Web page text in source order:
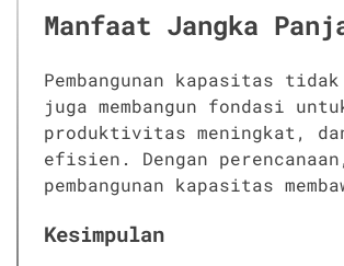
Manfaat Jangka
Pembangunan kapasitas
juga membangun fondasi
produktivitas meningkat,
efisien. Dengan
pembangunan kapasitas
Kesimpulan